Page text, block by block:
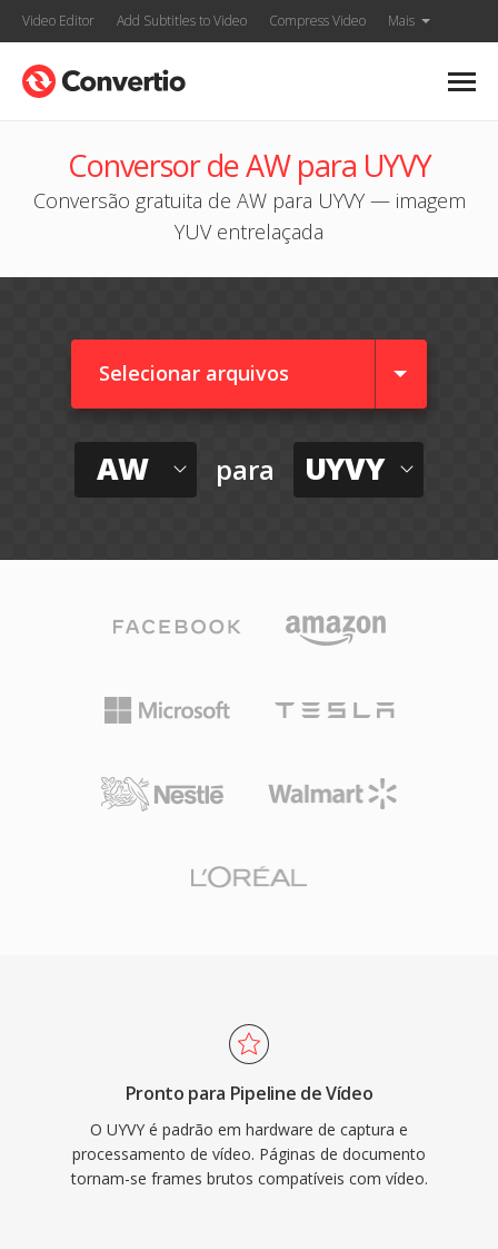
Video Editor Add Subtitles to Video Compress Video Mais
Conversor de AW para UYVY
Conversão gratuita de AW para UYVY — imagem
YUV entrelaçada
Selecionar arquivos
AW para UYVY
Pronto para Pipeline de Vídeo
O UYVY é padrão em hardware de captura e
processamento de vídeo. Páginas de documento
tornam-se frames brutos compatíveis com vídeo.